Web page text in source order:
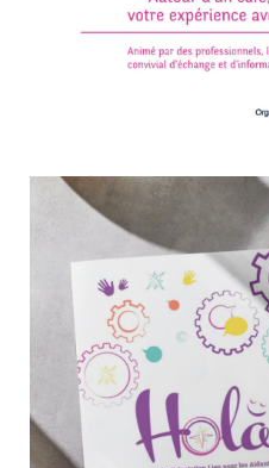
Café des Aidants : les
semestre 2026
28 mai 2026 Culture & Loisirs
Après la présentation des
désormais aux premiers
Aidants, dont le lancement
approche. Ces temps
aidants qui souhaitent
rencontrer d’autres...